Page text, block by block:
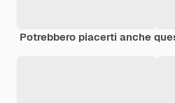
Potrebbero piacerti anche